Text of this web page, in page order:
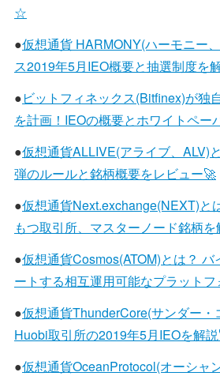
☆
●仮想通貨 HARMONY(ハーモニー
ス2019年5月IEO概要と抽選制度を
●ビットフィネックス(Bitfinex)が独
を計画！IEOの概要とホワイトペー
●仮想通貨ALLIVE(アライブ、ALV)
弾のルールと銘柄概要をレビュー🚀
●仮想通貨Next.exchange(NEXT)と
もつ取引所、マスターノード銘柄
●仮想通貨Cosmos(ATOM)とは？
ートする相互運用可能なプラット
●仮想通貨ThunderCore(サンダー・
Huobi取引所の2019年5月IEOを解
●仮想通貨OceanProtocol(オーシャ